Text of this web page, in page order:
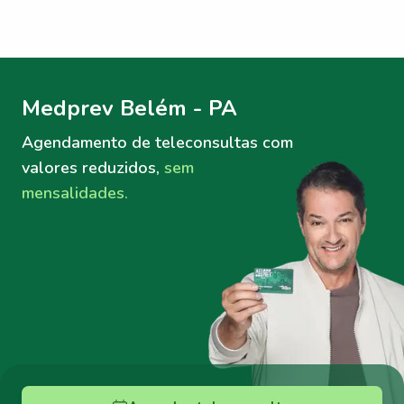
Medprev Belém - PA
Agendamento de teleconsultas com
valores reduzidos, sem
mensalidades.